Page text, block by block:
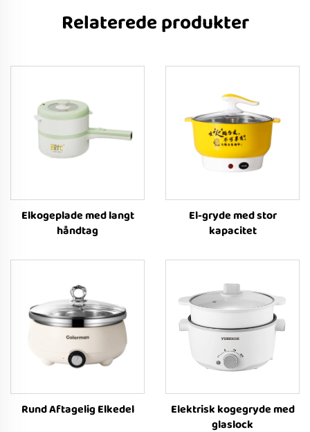
Relaterede produkter
Elkogeplade med langt
håndtag
El-gryde med stor
kapacitet
Rund Aftagelig Elkedel
Elektrisk kogegryde med
glaslock